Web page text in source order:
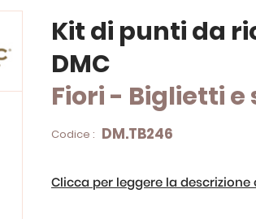
Kit di punti da
DMC
Fiori - Biglietti
Codice : DM.TB246
Clicca per leggere la